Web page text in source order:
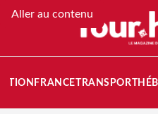
Aller au contenu
FRANCETRANSPORT